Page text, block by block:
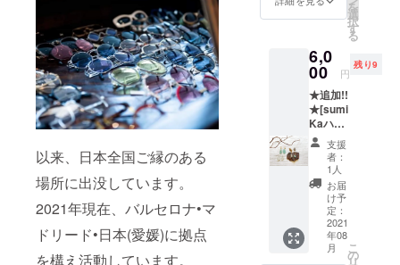
以来、日本全国ご縁のある
場所に出没しています。
2021年現在、バルセロナ•マ
ドリード•日本(愛媛)に拠点
を構え活動しています。
トバッ
バッグ
として
もご使
用下さ
い。 皆
様のあ
たたか
いご支
援を宜
しくお
願い致
しま
す！ S
サイズ
降り注
ぐ太陽
の光の
様に暖
かいエ
ネル
ギーが
皆様に
届きま
すよう
にとい
う願い
を込め
て作成
したオ
の淹れ
る珈琲
りで、
口に含
み喉を
通る瞬
間に爽
やか
さ、コ
ク、そ
してほ
のかな
甘さが
ありま
す。(珈
菓子、
イン
ディゴ
カ
リー)。
このチ
ケット
片手に
ぜひ瀬
戸内、
大三島
迄遊び
に来て
下さい♪
*有効期
を
選
択
す
る
6,0
00 円
残り9
★追加!!
★[sumi
Kaハン
ドメイ
ドアク
セサ
リー] ピ
アス(イ
ヤリン
グ)と
ネック
レスの
支援
者：
1人
お届
け予
定：
2021
年08
月
こ
の